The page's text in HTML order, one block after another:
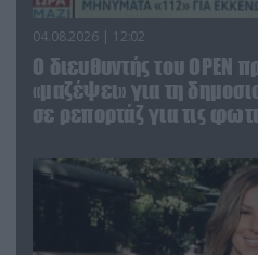
04.08.2026 | 12:02
O διευθυντής του OPEN
«μαζέψει» για τη
σε ρεπορτάζ για τις